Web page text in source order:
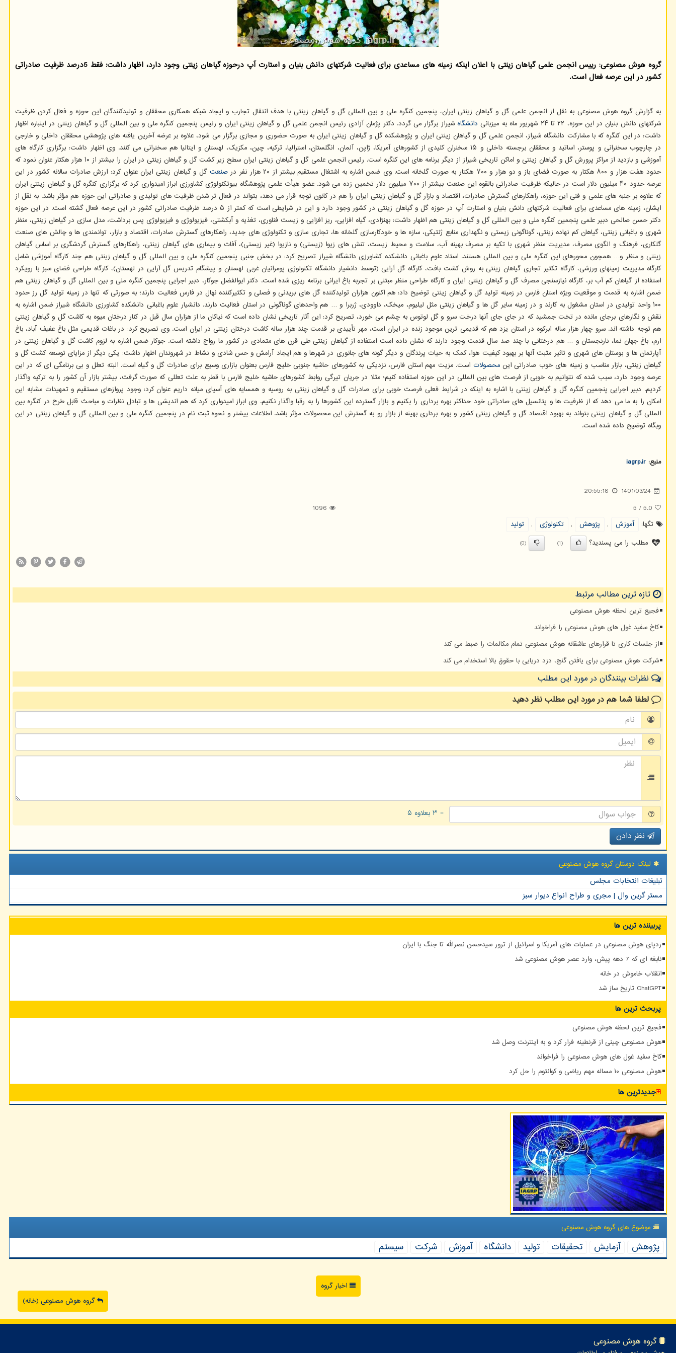
گروه هوش مصنوعی: رییس انجمن علمی گیاهان زینتی با اعلان اینکه زمینه های مساعدی برای فعالیت شرکتهای دانش بنیان و استارت آپ درحوزه گیاهان زینتی وجود دارد، اظهار داشت: فقط 5درصد ظرفیت صادراتی
کشور در این عرصه فعال است.
به گزارش گروه هوش مصنوعی به نقل از انجمن علمی گل و گیاهان زینتی ایران، پنجمین کنگره ملی و بین المللی گل و گیاهان زینتی با هدف انتقال تجارب و ایجاد شبکه همکاری محققان و تولیدکنندگان این حوزه و فعال کردن ظرفیت
شرکتهای دانش بنیان در این حوزه، ۲۲ تا ۲۴ شهریور ماه به میزبانی
دانشگاه شیراز برگزار می گردد. دکتر پژمان آزادی رئیس انجمن علمی گل و گیاهان زینتی ایران و رئیس پنجمین کنگره ملی و بین المللی گل و گیاهان زینتی در اینباره اظهار
داشت: در این کنگره که با مشارکت دانشگاه شیراز، انجمن علمی گل و گیاهان زینتی ایران و پژوهشکده گل و گیاهان زینتی ایران به صورت حضوری و مجازی برگزار می شود، علاوه بر عرضه آخرین یافته های پژوهشی محققان داخلی و خارجی
در چارچوب سخنرانی و پوستر، اساتید و محققان برجسته داخلی و ۱۵ سخنران کلیدی از کشورهای آمریکا، ژاپن، آلمان، انگلستان، استرالیا، ترکیه، چین، مکزیک، لهستان و ایتالیا هم سخنرانی می کنند. وی اظهار داشت: برگزاری کارگاه های
آموزشی و بازدید از مراکز پرورش گل و گیاهان زینتی و اماکن تاریخی شیراز از دیگر برنامه های این کنگره است. رئیس انجمن علمی گل و گیاهان زینتی ایران سطح زیر کشت گل و گیاهان زینتی در ایران را بیشتر از ۱۰ هزار هکتار عنوان نمود که
حدود هفت هزار و ۸۰۰ هکتار به صورت فضای باز و دو هزار و ۷۰۰ هکتار به صورت گلخانه است. وی ضمن اشاره به اشتغال مستقیم بیشتر از ۲۰ هزار نفر در
صنعت گل و گیاهان زینتی ایران عنوان کرد: ارزش صادرات سالانه کشور در این
عرصه حدود ۴۰ میلیون دلار است در حالیکه ظرفیت صادراتی بالقوه این صنعت بیشتر از ۷۰۰ میلیون دلار تخمین زده می شود. عضو هیأت علمی پژوهشگاه بیوتکنولوژی کشاورزی ابراز امیدواری کرد که برگزاری کنگره گل و گیاهان زینتی ایران
که علاوه بر جنبه های علمی و فنی این حوزه، راهکارهای گسترش صادرات، اقتصاد و بازار گل و گیاهان زینتی ایران را هم در کانون توجه قرار می دهد، بتواند در فعال تر شدن ظرفیت های تولیدی و صادراتی این حوزه هم مؤثر باشد. به نقل از
ایشان، زمینه های مساعدی برای فعالیت شرکتهای دانش بنیان و استارت آپ در حوزه گل و گیاهان زینتی در کشور وجود دارد و این در شرایطی است که کمتر از ۵ درصد ظرفیت صادراتی کشور در این عرصه فعال گشته است. در این حوزه
دکتر حسن صالحی دبیر علمی پنجمین کنگره ملی و بین المللی گل و گیاهان زینتی هم اظهار داشت: بهنژادی، گیاه افزایی، ریز افزایی و زیست فناوری، تغذیه و آبکشتی، فیزیولوژی و فیزیولوژی پس برداشت، مدل سازی در گیاهان زینتی، منظر
شهری و باغبانی زینتی، گیاهان کم نهاده زینتی، گوناگونی زیستی و نگهداری منابع ژنتیکی، سازه ها و خودکارسازی گلخانه ها، تجاری سازی و تکنولوژی های جدید، راهکارهای گسترش صادرات، اقتصاد و بازار، توانمندی ها و چالش های صنعت
گلکاری، فرهنگ و الگوی مصرف، مدیریت منظر شهری با تکیه بر مصرف بهینه آب، سلامت و محیط زیست، تنش های زیوا (زیستی) و نازیوا (غیر زیستی)، آفات و بیماری های گیاهان زینتی، راهکارهای گسترش گردشگری بر اساس گیاهان
زینتی و منظر و… همچون محورهای این کنگره ملی و بین المللی هستند. استاد علوم باغبانی دانشکده کشاورزی دانشگاه شیراز تصریح کرد: در بخش جنبی پنجمین کنگره ملی و بین المللی گل و گیاهان زینتی هم چند کارگاه آموزشی شامل
کارگاه مدیریت زمینهای ورزشی، کارگاه تکثیر تجاری گیاهان زینتی به روش کشت بافت، کارگاه گل آرایی (توسط دانشیار دانشگاه تکنولوژی پومرانیان غربی لهستان و پیشگام تدریس گل آرایی در لهستان)، کارگاه طراحی فضای سبز با رویکرد
استفاده از گیاهان کم آب بر، کارگاه نیازسنجی مصرف گل و گیاهان زینتی ایران و کارگاه طراحی منظر مبتنی بر تجربه باغ ایرانی برنامه ریزی شده است. دکتر ابوالفضل جوکار، دبیر اجرایی پنجمین کنگره ملی و بین المللی گل و گیاهان زینتی هم
ضمن اشاره به قدمت و موقعیت ویژه استان فارس در زمینه تولید گل و گیاهان زینتی توضیح داد: هم اکنون هزاران تولیدکننده گل های بریدنی و فصلی و تکثیرکننده نهال در فارس فعالیت دارند؛ به صورتی که تنها در زمینه تولید گل رز حدود
۱۰۰ واحد تولیدی در استان مشغول به کارند و در زمینه سایر گل ها و گیاهان زینتی مثل لیلیوم، میخک، داوودی، ژربرا و … هم واحدهای گوناگونی در استان فعالیت دارند. دانشیار علوم باغبانی دانشکده کشاورزی دانشگاه شیراز ضمن اشاره به
نقش و نگارهای برجای مانده در تخت جمشید که در جای جای آنها درخت سرو و گل لوتوس به چشم می خورد، تصریح کرد: این آثار تاریخی نشان داده است که نیاکان ما از هزاران سال قبل در کنار درختان میوه به کاشت گل و گیاهان زینتی
هم توجه داشته اند. سرو چهار هزار ساله ابرکوه در استان یزد هم که قدیمی ترین موجود زنده در ایران است، مهر تأییدی بر قدمت چند هزار ساله کاشت درختان زینتی در ایران است. وی تصریح کرد: در باغات قدیمی مثل باغ عفیف آباد، باغ
ارم، باغ جهان نما، نارنجستان و … هم درختانی با چند صد سال قدمت وجود دارند که نشان داده است استفاده از گیاهان زینتی طی قرن های متمادی در کشور ما رواج داشته است. جوکار ضمن اشاره به لزوم کاشت گل و گیاهان زینتی در
آپارتمان ها و بوستان های شهری و تاثیر مثبت آنها بر بهبود کیفیت هوا، کمک به حیات پرندگان و دیگر گونه های جانوری در شهرها و هم ایجاد آرامش و حس شادی و نشاط در شهروندان اظهار داشت: یکی دیگر از مزایای توسعه کشت گل و
گیاهان زینتی، بازار مناسب و زمینه های خوب صادراتی اینمحصولات است. مزیت مهم استان فارس، نزدیکی به کشورهای حاشیه جنوبی خلیج فارس بعنوان بازاری وسیع برای صادرات گل و گیاه است. البته تعلل و بی برنامگی ای که در این
عرصه وجود دارد، سبب شده که نتوانیم به خوبی از فرصت های بین المللی در این حوزه استفاده کنیم؛ مثلا در جریان تیرگی روابط کشورهای حاشیه خلیج فارس با قطر به علت تعللی که صورت گرفت، بیشتر بازار آن کشور را به ترکیه واگذار
کردیم. دبیر اجرایی پنجمین کنگره گل و گیاهان زینتی با اشاره به اینکه در شرایط فعلی فرصت خوبی برای صادرات گل و گیاهان زینتی به روسیه و همسایه های آسیای میانه داریم عنوان کرد: وجود پروازهای مستقیم و تمهیدات مشابه این
امکان را به ما می دهد که از ظرفیت ها و پتانسیل های صادراتی خود حداکثر بهره برداری را بکنیم و بازار گسترده این کشورها را به رقبا واگذار نکنیم. وی ابراز امیدواری کرد که هم اندیشی ها و تبادل نظرات و مباحث قابل طرح در کنگره بین
المللی گل و گیاهان زینتی بتواند به بهبود اقتصاد گل و گیاهان زینتی کشور و بهره برداری بهینه از بازار رو به گسترش این محصولات مؤثر باشد. اطلاعات بیشتر و نحوه ثبت نام در پنجمین کنگره ملی و بین المللی گل و گیاهان زینتی در این
وبگاه توضیح داده شده است.
منبع: iagrp.ir
1401/03/24
20:55:18
5.0
/
5
1096
تگها:
آموزش , پژوهش , تكنولوژی ,
تولید
مطلب را می پسندید؟
(1)
(0)
تازه ترین مطالب مرتبط
فجیع ترین لحظه هوش مصنوعی
کاخ سفید غول های هوش مصنوعی را فراخواند
از جلسات کاری تا قرارهای عاشقانه هوش مصنوعی تمام مکالمات را ضبط می کند
شرکت هوش مصنوعی برای یافتن گنج، دزد دریایی با حقوق بالا استخدام می کند
نظرات بینندگان در مورد این مطلب
لطفا شما همدر مورد این مطلبنظر دهید
= ۳ بعلاوه ۵
نظر دادن
لینک دوستان گروه هوش مصنوعی
تبلیغات انتخابات مجلس
مستر گرین وال | مجری و طراح انواع دیوار سبز
پربیننده ترین ها
ردپای هوش مصنوعی در عملیات های آمریکا و اسرائیل از ترور سیدحسن نصرالله تا جنگ با ایران
نابغه ای که 7 دهه پیش، وارد عصر هوش مصنوعی شد
انقلاب خاموش در خانه
ChatGPT تاریخ ساز شد
پربحث ترین ها
فجیع ترین لحظه هوش مصنوعی
هوش مصنوعی چینی از قرنطینه فرار کرد و به اینترنت وصل شد
کاخ سفید غول های هوش مصنوعی را فراخواند
هوش مصنوعی ۱۰ مساله مهم ریاضی و کوانتوم را حل کرد
جدیدترین ها
موضوع های گروه هوش مصنوعی
پژوهش آزمایش تحقیقات تولید دانشگاه آموزش شركت سیستم
اخبار گروه
گروه هوش مصنوعی (خانه)
گروه هوش مصنوعی